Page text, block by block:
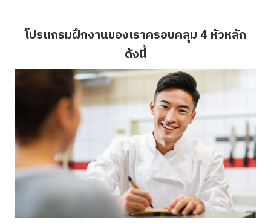
โปรแกรมฝึกงานของเราครอบคลุม 4 หัวหลัก
ดังนี้